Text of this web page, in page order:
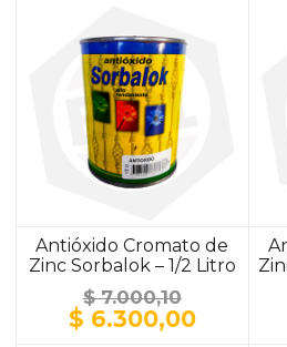
Antióxido Cromato de
Zinc Sorbalok – 1/2 Litro
/ ALUMINIO
$7.000,10
El
$ 6.300,00El